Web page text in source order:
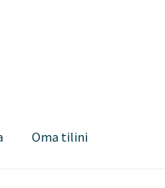
Oma tilini